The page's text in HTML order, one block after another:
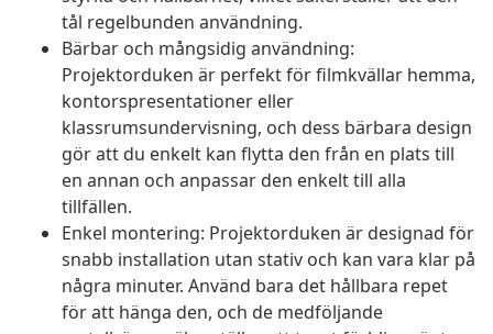
tål regelbunden användning.
Bärbar och mångsidig användning:
Projektorduken är perfekt för filmkvällar hemma,
kontorspresentationer eller
klassrumsundervisning, och dess bärbara design
gör att du enkelt kan flytta den från en plats till
en annan och anpassar den enkelt till alla
tillfällen.
Enkel montering: Projektorduken är designad för
snabb installation utan stativ och kan vara klar på
några minuter. Använd bara det hållbara repet
för att hänga den, och de medföljande